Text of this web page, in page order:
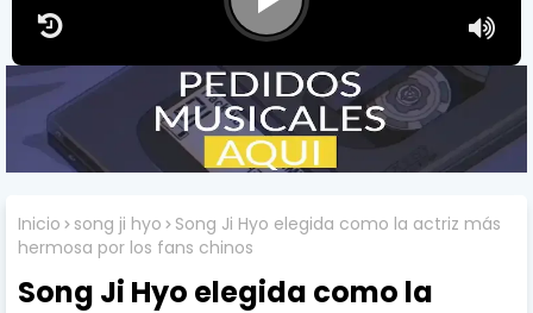
Inicio song ji hyo
Song Ji Hyo elegida como la actriz más
hermosa por los fans chinos
Song Ji Hyo elegida como la